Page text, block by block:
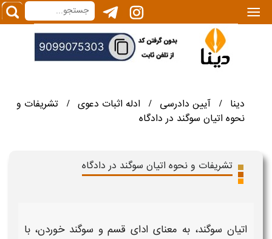
|||
دینا / آیین دادرسی / ادله اثبات دعوی /
تشریفات و
نحوه اتیان سوگند در دادگاه
تشریفات و نحوه اتیان سوگند در دادگاه
اتیان سوگند، به معنای ادای قسم و سوگند خوردن، با